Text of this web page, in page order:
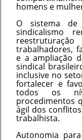
homens e
O sistema
sindicalismo
trabalhadores,
e a ampliação
sindical
inclusive no
fortalecer e
todos os
procedimentos
ágil dos
trabalhista.
Autonomia